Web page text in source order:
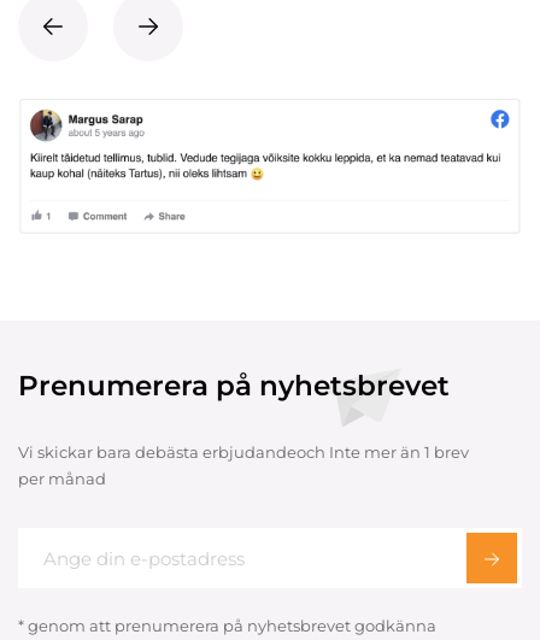
Prenumerera på nyhetsbrevet
Vi skickar bara debästa erbjudandeoch Inte mer än 1 brev
per månad
* genom att prenumerera på nyhetsbrevet godkänna